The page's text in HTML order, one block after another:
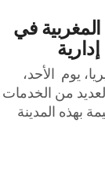
المغربية في
يوم الأحد،
من الخدمات
بهذه المدينة